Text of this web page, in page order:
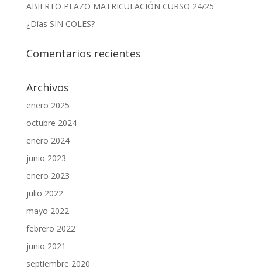
ABIERTO PLAZO MATRICULACIÓN CURSO 24/25
¿Días SIN COLES?
Comentarios recientes
Archivos
enero 2025
octubre 2024
enero 2024
junio 2023
enero 2023
julio 2022
mayo 2022
febrero 2022
junio 2021
septiembre 2020